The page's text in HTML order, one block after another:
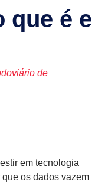
que é e
de
em tecnologia
os dados vazem